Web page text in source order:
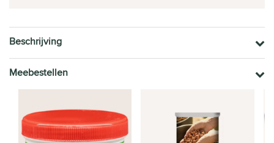
Beschrijving
Meebestellen